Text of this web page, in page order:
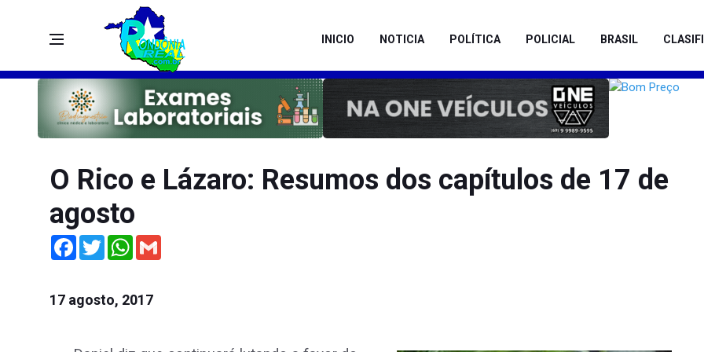
INICIO NOTICIA POLÍTICA POLICIAL BRASIL
O Rico e Lázaro: Resumos dos capítulos de 17 de
agosto
Facebook
TwitterWhatsApp
17 agosto, 2017